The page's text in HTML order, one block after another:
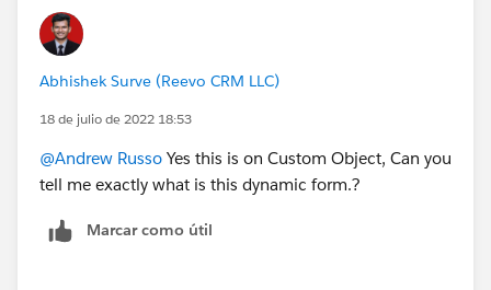
Abhishek Surve (Reevo CRM LLC)
18 de julio de 2022 18:53
@Andrew Russo Yes this is on Custom Object, Can you
tell me exactly what is this dynamic form.?
Marcar como útil